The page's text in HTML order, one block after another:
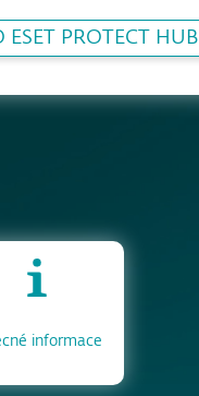
ESET PROTECT HUB
informace